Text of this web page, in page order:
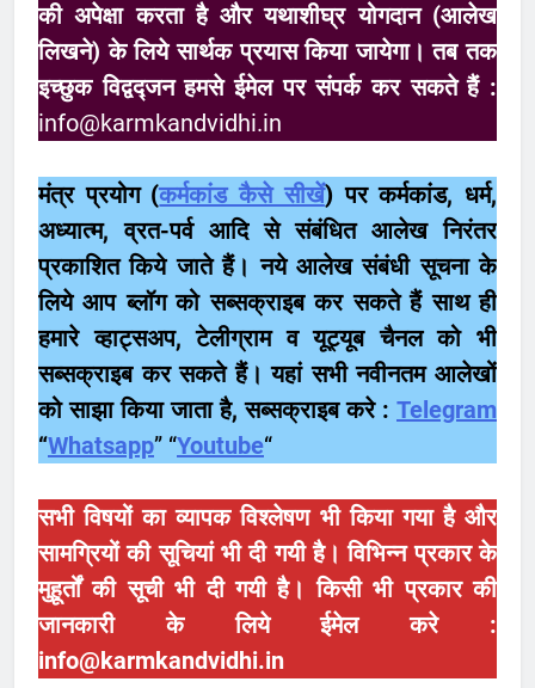
की अपेक्षा करता है और यथाशीघ्र योगदान (आलेख
लिखने) के लिये सार्थक प्रयास किया जायेगा। तब तक
इच्छुक विद्वद्जन हमसे ईमेल पर संपर्क कर सकते हैं :
info@karmkandvidhi.in
मंत्र प्रयोग (कर्मकांड कैसे सीखें) पर कर्मकांड, धर्म,
अध्यात्म, व्रत-पर्व आदि से संबंधित आलेख निरंतर
प्रकाशित किये जाते हैं। नये आलेख संबंधी सूचना के
लिये आप ब्लॉग को सब्सक्राइब कर सकते हैं साथ ही
हमारे व्हाट्सअप, टेलीग्रामव यूट्यूब चैनल को भी
सब्सक्राइब कर सकते हैं। यहां सभी नवीनतम आलेखों
को साझा किया जाता है, सब्सक्राइब करे : Telegram
“Whatsapp” “Youtube“
सभी विषयों का व्यापक विश्लेषण भी किया गया है और
सामग्रियों की सूचियां भी दी गयी है। विभिन्न प्रकार के
मुहूर्तों की सूची भी दी गयी है। किसी भी प्रकार की
जानकारी के लिये ईमेल करे :
info@karmkandvidhi.in